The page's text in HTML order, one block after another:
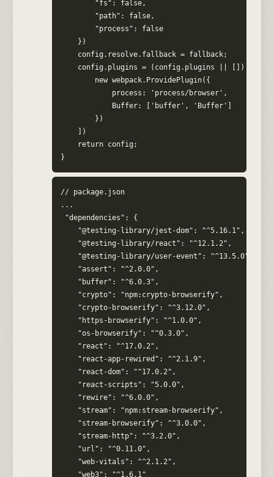
        "fs": false,
        "path": false,
        "process": false
    })
    config.resolve.fallback = fallback;
config.plugins = (config.plugins ||
        new webpack.ProvidePlugin({
            process: 'process/browser',
            Buffer: ['buffer', 'Buffer']
        })
    ])
    return config;
}
// package.json
...
"dependencies": {
    "@testing-library/jest-dom": "^5.16.1",
    "@testing-library/react": "^12.1.2",
    "@testing-library/user-event": "^13.5.0",
    "assert": "^2.0.0",
    "buffer": "^6.0.3",
    "crypto": "npm:crypto-browserify",
    "crypto-browserify": "^3.12.0",
    "https-browserify": "^1.0.0",
    "os-browserify": "^0.3.0",
    "react": "^17.0.2",
    "react-app-rewired": "^2.1.9",
    "react-dom": "^17.0.2",
    "react-scripts": "5.0.0",
    "rewire": "^6.0.0",
    "stream": "npm:stream-browserify",
    "stream-browserify": "^3.0.0",
    "stream-http": "^3.2.0",
    "url": "^0.11.0",
    "web-vitals": "^2.1.2",
    "web3": "^1.6.1"